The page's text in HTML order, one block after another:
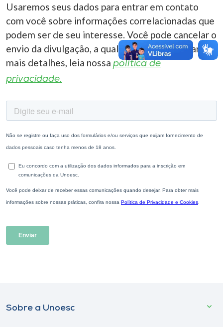
Usaremos seus dados para entrar em contato
com você sobre informações correlacionadas que
podem ser de seu interesse. Você pode cancelar o
envio da divulgação, a qualquer momento. Para
mais detalhes, leia nossa política de
privacidade.
Sobre a Unoesc